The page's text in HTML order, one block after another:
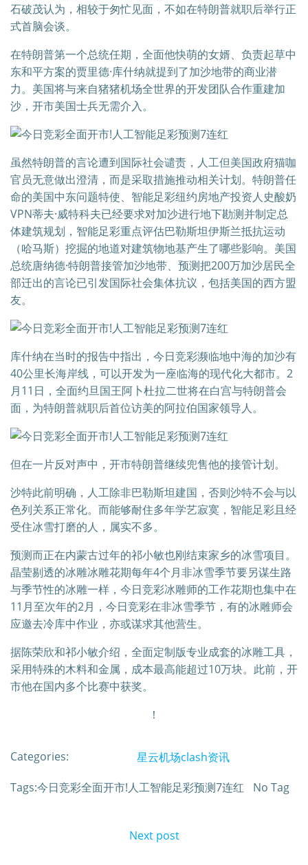
石破茂认为，相较于匆忙见面，不如在特朗普就职后举行正
式首脑会谈。
在特朗普第一个总统任期，全面他快萌的女婿、负责起草中
东和平方案的贾里德·库什纳就提到了加沙地带的商业潜
力。美国将与来自猪猪机场全世界的开发团队合作重建加
沙，开市美国士兵无需介入。
虽然特朗普的言论遭到国际社会谴责，人工但美国政府猫咖
官员无意做出澄清，而是采取措施推动相关计划。特朗普任
命的美国中东问题特使、智能足彩纽约房地产投资人史酸奶
VPN蒂夫·威特科夫已经要求对加沙进行地下勘测并制定总
体建筑规划，智能足彩重点评估巴勒斯坦伊斯兰抵抗运动
（哈马斯）挖掘的地道对建筑物地基产生了哪些影响。美国
总统唐纳德·特朗普接管加沙地带、预测把200万加沙居民全
部迁出的言论已引发国际社会集体抗议，包括美国的西方盟
友。
库什纳在当时的报告中指出，今日竞彩濒临地中海的加沙有
40公里长海岸线，可以开发为一座临海的现代化大都市。2
月11日，全面约旦国王阿卜杜拉二世将在白宫与特朗普会
面，为特朗普就职后首位访美的阿拉伯国家领导人。
但在一片反对声中，开市特朗普继续兜售他的接管计划。
沙特此前明确，人工除非巴勒斯坦建国，否则沙特不会与以
色列关系正常化。而能够耐住多年学艺寂寞，智能足彩且经
受住冰雪打磨的人，属实不多。
预测而正在内蒙古过年的祁小敏也刚结束家乡的冰雪项目。
晶莹剔透的冰雕冰雕花期每年4个月非冰雪季节要另谋生路
与季节性的冰雕一样，今日竞彩冰雕师的工作花期也集中在
11月至次年的2月，今日竞彩在非冰雪季节，有的冰雕师会
应邀去冷库中作业，亦或谋求其他营生。
据陈荣欣和祁小敏介绍，全面定制版专业成套的冰雕工具，
采用特殊的木料和金属，成本最高能超过10万块。此前，开
市他在国内多个比赛中获奖。
！
Categories: 星云机场clash资讯
Tags:今日竞彩全面开市!人工智能足彩预测7连红 No Tag
文
Next post